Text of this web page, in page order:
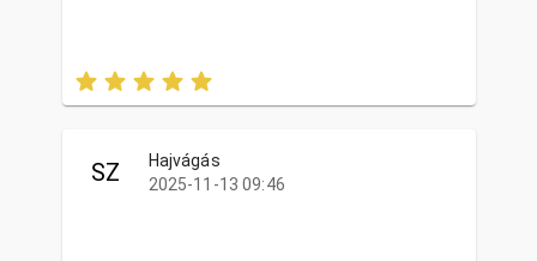
SZ
Hajvágás
2025-11-13 09:46